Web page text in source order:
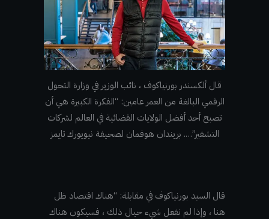
قال ألكسندر بورنياكوف ، نائب الوزير في وزارة التحول
الرقمي البالغة من العمر عامين: “الفكرة الكبيرة هي أن
تصبح أحد أفضل الولايات القضائية في العالم لشركات
التشفير”…. بريندان هوفمان لصحيفة نيويورك تايمز
قال السيد بورنياكوف في مقابلة: “هناك اقتصاد ظل
هنا ، وإذا لم نفعل شيء حيال ذلك ، فسيكون هناك